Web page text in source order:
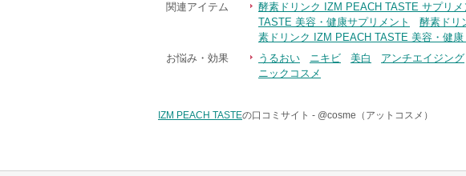
関連アイテム 酵素ドリンク IZM PEACH TASTE サプリメ
TASTE 美容・健康サプリメント
酵素ドリ
素ドリンク IZM PEACH TASTE 美容・健康
お悩み・効果
うるおい ニキビ 美白 アンチエイジング
ニックコスメ
IZM PEACH TASTEの口コミサイト - @cosme（アットコスメ）